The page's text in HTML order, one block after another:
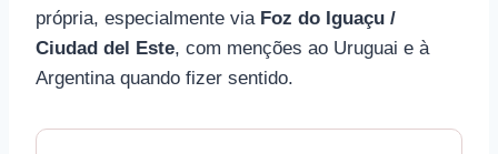
própria, especialmente via Foz do Iguaçu /
Ciudad del Este, com menções ao Uruguai e à
Argentina quando fizer sentido.